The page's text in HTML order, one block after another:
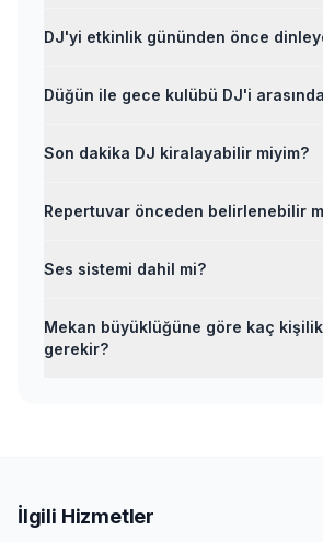
DJ'yi etkinlik gününden önce
Düğün ile gece kulübü DJ'i
Son dakika DJ kiralayabilir miyim?
Repertuvar önceden belirlenebilir
Ses sistemi dahil mi?
Mekan büyüklüğüne göre kaç
gerekir?
İlgili Hizmetler